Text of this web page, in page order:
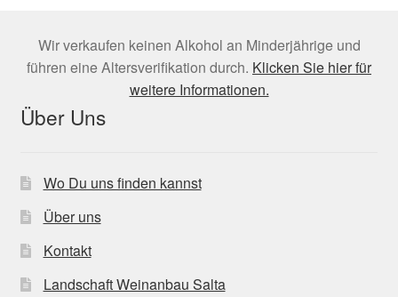
Wir verkaufen keinen Alkohol an Minderjährige und
führen eine Altersverifikation durch. Klicken Sie hier für
weitere Informationen.
Über Uns
Wo Du uns finden kannst
Über uns
Kontakt
Landschaft Weinanbau Salta